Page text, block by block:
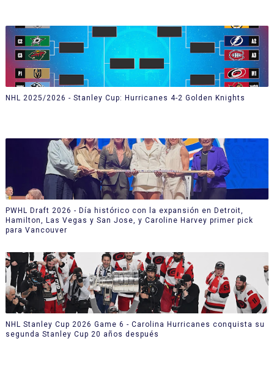
NHL 2025/2026 - Stanley Cup: Hurricanes 4-2 Golden Knights
PWHL Draft 2026 - Día histórico con la expansión en Detroit,
Hamilton, Las Vegas y San Jose, y Caroline Harvey primer pick
para Vancouver
NHL Stanley Cup 2026 Game 6 - Carolina Hurricanes conquista su
segunda Stanley Cup 20 años después